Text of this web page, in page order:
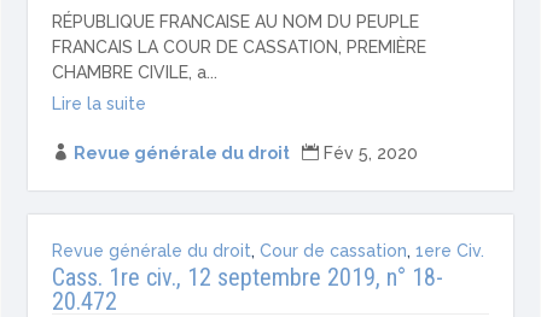
RÉPUBLIQUE FRANCAISE AU NOM DU PEUPLE
FRANCAIS LA COUR DE CASSATION, PREMIÈRE
CHAMBRE CIVILE, a...
Lire la suite
 Revue générale du droit  Fév 5, 2020
Revue générale du droit,Cour de cassation,1ere Civ.
Cass. 1re civ., 12 septembre 2019, n° 18-
20.472